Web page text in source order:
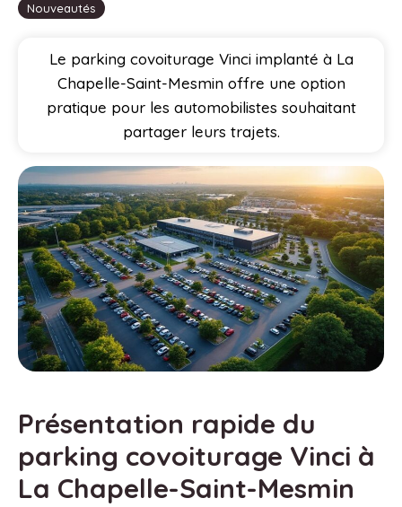
Nouveautés
Le parking covoiturage Vinci implanté à La
Chapelle-Saint-Mesmin offre une option
pratique pour les automobilistes souhaitant
partager leurs trajets.
Présentation rapide du
parking covoiturage Vinci à
La Chapelle-Saint-Mesmin